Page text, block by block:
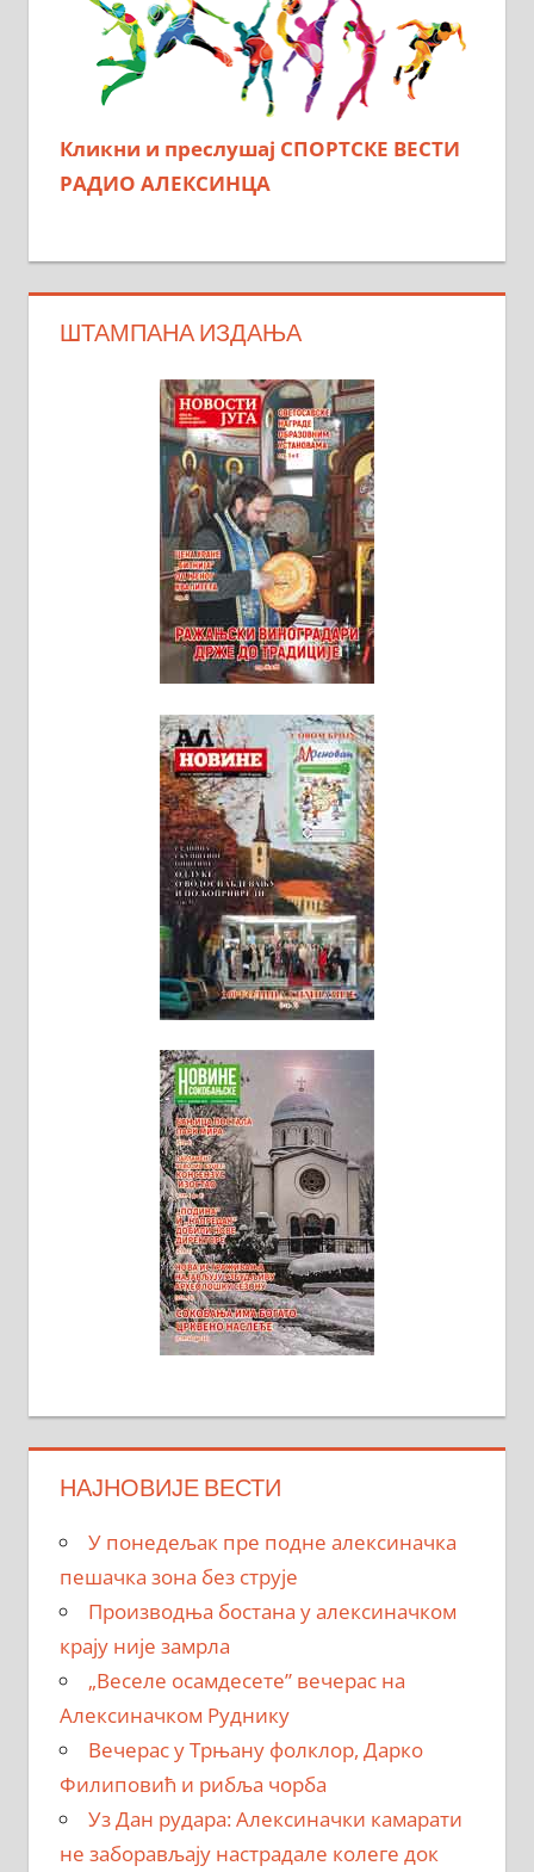
Кликни и преслушај СПОРТСКЕ ВЕСТИ
РАДИО АЛЕКСИНЦА
ШТАМПАНА ИЗДАЊА
НАЈНОВИЈЕ ВЕСТИ
У понедељак пре подне алексиначка
пешачка зона без струје
Производња бостана у алексиначком
крају није замрла
„Веселе осамдесете” вечерас на
Алексиначком Руднику
Вечерас у Трњану фолклор, Дарко
Филиповић и рибља чорба
Уз Дан рудара: Алексиначки камарати
не заборављају настрадале колеге док